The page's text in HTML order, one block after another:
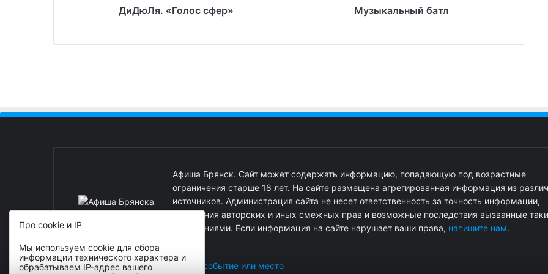
ДиДюЛя. «Голос сфер» Музыкальный батл
Афиша Брянск. Сайт может содержать информацию, попадающую под возрастные
ограничения старше 18 лет. На сайте размещена агрегированная информация из
источников. Администрация сайта не несет ответственность за точность информации,
нарушения авторских и иных смежных прав и возможные последствия вызванные
нарушениями. Если информация на сайте нарушает ваши права, напишите нам.
Реклама на сайте Добавить событие или место
Про cookie и IP
Мы используем cookie для сбора
информации технического характера и
обрабатываем IP-адрес вашего